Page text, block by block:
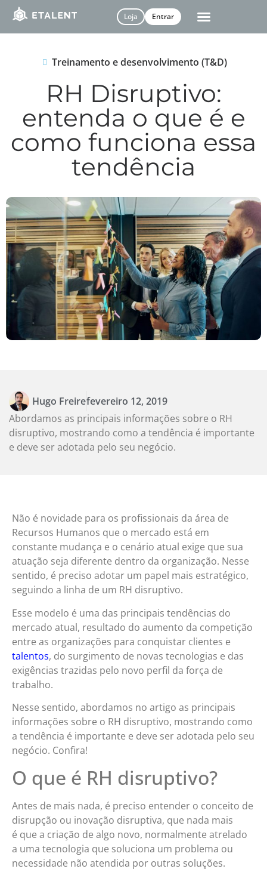
Loja Entrar
Treinamento e desenvolvimento (T&D)
RH Disruptivo:
entenda o que é e
como funciona essa
tendência
Hugo Freirefevereiro 12, 2019
Abordamos as principais informações sobre o RH
disruptivo, mostrando como a tendência é importante
e deve ser adotada pelo seu negócio.
Não é novidade para os profissionais da área de
Recursos Humanos que o mercado está em
constante mudança e o cenário atual exige que sua
atuação seja diferente dentro da organização. Nesse
sentido, é preciso adotar um papel mais estratégico,
seguindo a linha de um RH disruptivo.
Esse modelo é uma das principais tendências do
mercado atual, resultado do aumento da competição
entre as organizações para conquistar clientes e
talentos, do surgimento de novas tecnologias e das
exigências trazidas pelo novo perfil da força de
trabalho.
Nesse sentido, abordamos no artigo as principais
informações sobre o RH disruptivo, mostrando como
a tendência é importante e deve ser adotada pelo seu
negócio. Confira!
O que é RH disruptivo?
Antes de mais nada, é preciso entender o conceito de
disrupção ou inovação disruptiva, que nada mais
é que a criação de algo novo, normalmente atrelado
a uma tecnologia que soluciona um problema ou
necessidade não atendida por outras soluções.